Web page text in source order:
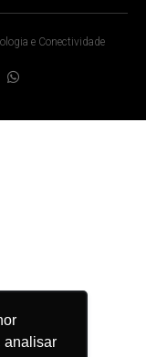
analisar
e Conectividade